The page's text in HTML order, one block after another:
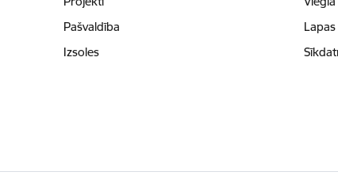
Pašvaldība
Izsoles